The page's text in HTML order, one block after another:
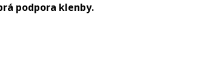
podpora klenby.